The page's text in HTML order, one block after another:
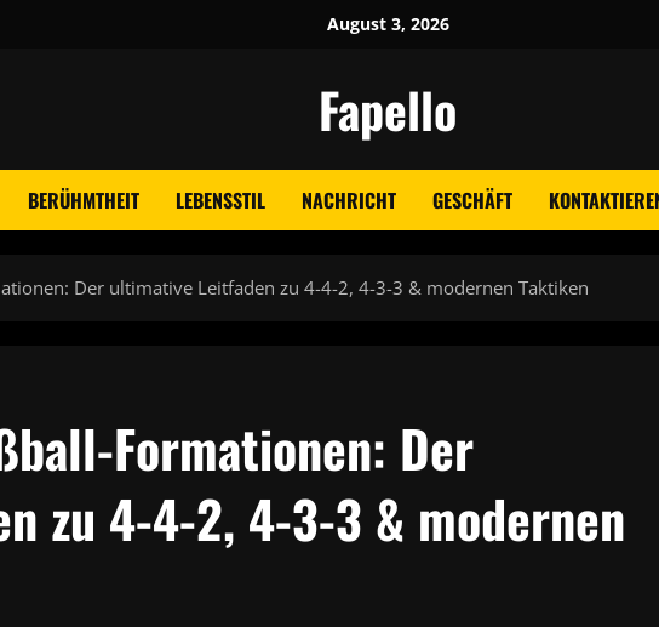
August 3, 2026
Fapello
BERÜHMTHEIT LEBENSSTIL NACHRICHT GESCHÄFT
Der ultimative Leitfaden zu 4-4-2, 4-3-3 & modernen Taktiken
Formationen: Der
zu 4-4-2, 4-3-3 & modernen